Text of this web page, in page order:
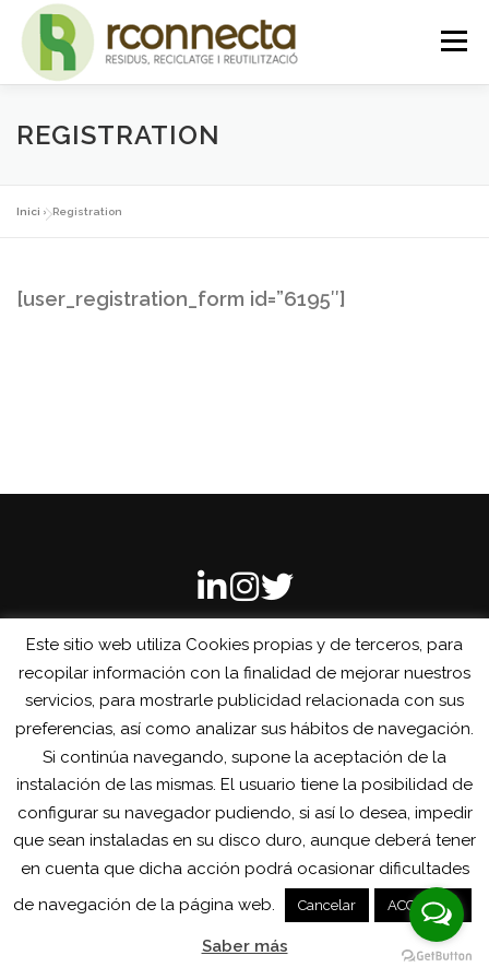
Vés
contingut
Menú
INICI QUI SOM
CONTACTE
REGISTRATION
Inici »Registration
[user_registration_form id=”6195″]
Copyright © 2025 RCONNECTA- Avíso Legal - Política de
Cookies- Política de privacidad
Este sitio web utiliza Cookies propias y de terceros, para
recopilar información con la finalidad de mejorar nuestros
servicios, para mostrarle publicidad relacionada con sus
preferencias, así como analizar sus hábitos de navegación.
Si continúa navegando, supone la aceptación de la
instalación de las mismas. El usuario tiene la posibilidad de
configurar su navegador pudiendo, si así lo desea, impedir
que sean instaladas en su disco duro, aunque deberá tener
en cuenta que dicha acción podrá ocasionar dificultades
de navegación de la página web.
Cancelar ACCEPTAR
Saber más